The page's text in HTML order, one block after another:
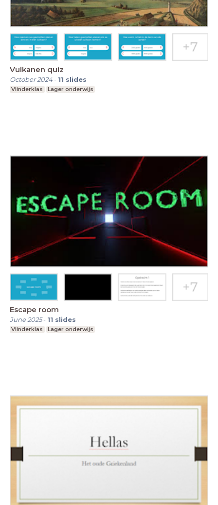
Vulkanen quiz
October 2024- 11 slides
Vlinderklas Lager onderwijs
Escape room
June 2025- 11 slides
Vlinderklas Lager onderwijs